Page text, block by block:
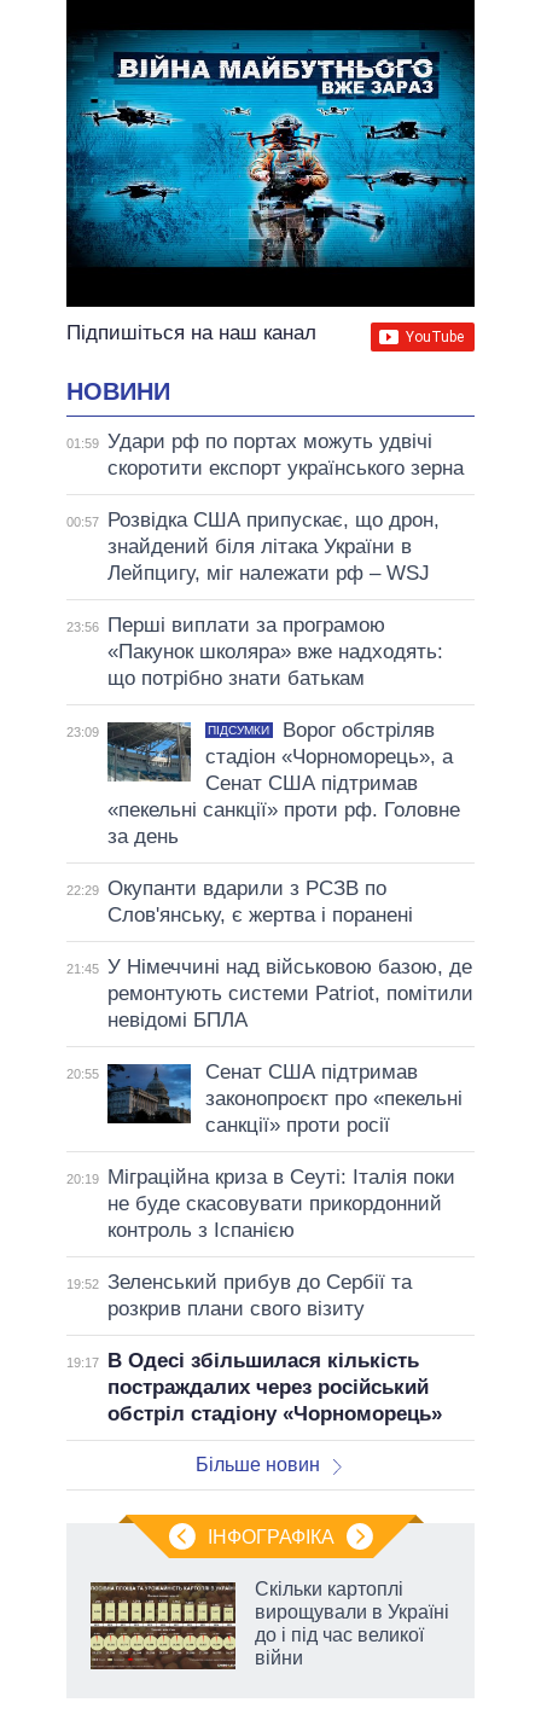
ВСІ ОБІЦЯНКИ
АРХІВНІ ОБІЦЯНКИ
Підпишіться на наш канал
НОВИНИ
01:59 Удари рф по портах можуть удвічі
скоротити експорт українського зерна
00:57
Розвідка США припускає, що дрон,
знайдений біля літака України в
Лейпцигу, міг належати рф – WSJ
23:56
Перші виплати за програмою
«Пакунок школяра» вже надходять:
що потрібно знати батькам
23:09 ПІДСУМКИ
Ворог обстріляв
стадіон «Чорноморець», а
Сенат США підтримав
«пекельні санкції» проти рф. Головне
за день
22:29 Окупанти вдарили з РСЗВ по
Слов'янську, є жертва і поранені
21:45 У Німеччині над військовою базою, де
ремонтують системи Patriot, помітили
невідомі БПЛА
20:55
Сенат США підтримав
законопроєкт про «пекельні
санкції» проти росії
20:19
Міграційна криза в Сеуті: Італія поки
не буде скасовувати прикордонний
контроль з Іспанією
19:52 Зеленський прибув до Сербії та
розкрив плани свого візиту
19:17
В Одесі збільшилася кількість
постраждалих через російський
обстріл стадіону «Чорноморець»
Більше новин
ІНФОГРАФІКА
Скільки картоплі
вирощували в Україні
до і під час великої
війни